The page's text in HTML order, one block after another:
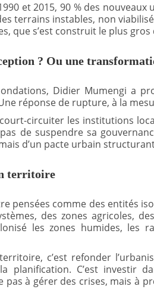
et 2015, 90 % des
terrains instables, non
que s’est construit le plus
? Ou une
Didier Mumengi a
réponse de rupture, à la
circuiter les institutions
de suspendre sa
d’un pacte urbain
territoire
pensées comme des entités
des zones agricoles,
les zones humides,
c’est refonder
planification. C’est investir
pas à gérer des crises, mais à